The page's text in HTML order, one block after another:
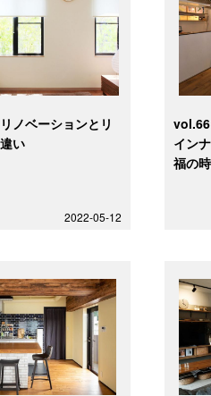
ノベーションとリ
い
2022-05-12
vol.66
イン
福の